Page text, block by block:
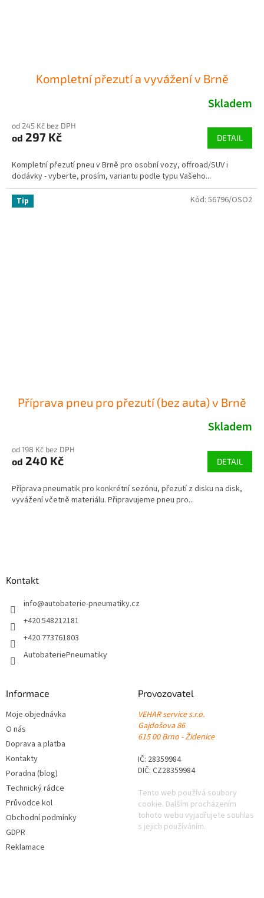
Kompletní přezutí a vyvážení v Brně
Skladem
od 245 Kč bez DPH
od 297 Kč DETAIL
Kompletní přezutí pneu v Brně pro osobní vozy, offroad/SUV i
dodávky - vyberte, prosím, variantu podle typu Vašeho...
Tip
Příprava pneu pro přezutí (bez auta) v Brně
Skladem
od 198 Kč bez DPH
od 240 Kč DETAIL
Příprava pneumatik pro konkrétní sezónu, přezutí z disku na disk,
vyvážení včetně materiálu. Připravujeme pneu pro...
Kód: 56796/OSO2
Kontakt
info@autobaterie-pneumatiky.cz
+420 548212181
+420 773761803
AutobateriePneumatiky
Informace
Moje objednávka
O nás
Doprava a platba
Kontakty
Poradna (blog)
Technický rádce
Průvodce kol
Obchodní podmínky
GDPR
Reklamace
Provozovatel
VEHAR service s.r.o.
Gajdošova 86
615 00 Brno - Židenice
IČ: 28359984
DIČ: CZ28359984
Tento web používá soubory
cookie. Dalším procházením
tohoto webu vyjadřujete souhlas
s jejich používáním.